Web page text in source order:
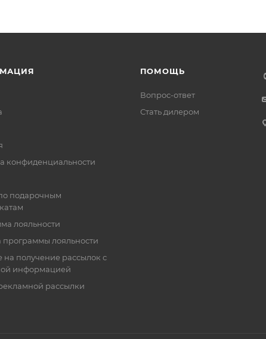
конфиденциальности
подарочным
лояльности
лояльности
на получение рассылок с
информацией
рассылки
ПОМОЩЬ
Вопрос-ответ
Стать дилером